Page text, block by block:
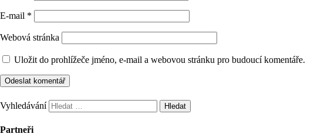
E-mail *
Webová stránka
Uložit do prohlížeče jméno, e-mail a webovou stránku pro budoucí komentáře.
Vyhledávání
Partneři